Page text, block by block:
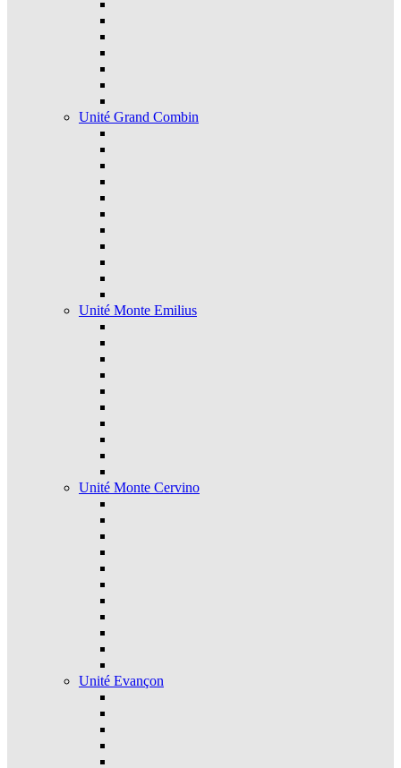
Unité Grand Combin
Unité Monte Emilius
Unité Monte Cervino
Unité Evançon